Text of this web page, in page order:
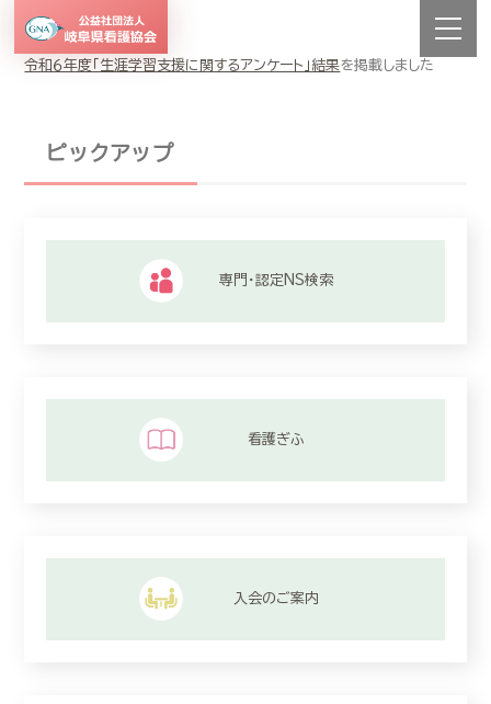
令和６年度「生涯学習支援に関するアンケート」結果を掲載しました
ピックアップ
専門・認定NS検索
看護ぎふ
入会のご案内